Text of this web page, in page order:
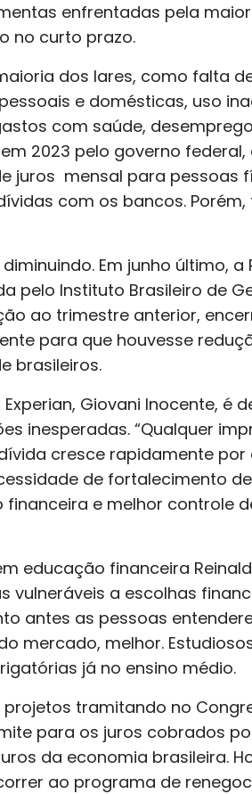
enfrentadas pela
no curto prazo.
dos lares, como falta
e domésticas, uso
com saúde,
2023 pelo governo
juros mensal para pessoas
com os bancos.
Em junho último,
pelo Instituto Brasileiro de
ao trimestre anterior,
para que houvesse
brasileiros.
Giovani Inocente, é
inesperadas. “Qualquer
cresce rapidamente por
de fortalecimento
e melhor controle
educação financeira
vulneráveis a escolhas
antes as pessoas
mercado, melhor.
já no ensino médio.
tramitando no
para os juros cobrados
da economia brasileira.
ao programa de